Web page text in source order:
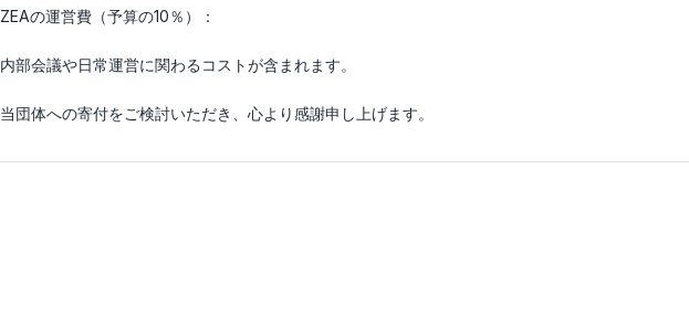
ZEAの運営費（予算の10％）：
内部会議や日常運営に関わるコストが含まれます。
当団体への寄付をご検討いただき、心より感謝申し上げます。